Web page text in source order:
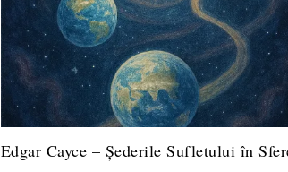
Edgar Cayce – Șederile Sufletului în